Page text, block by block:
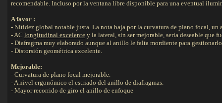
recomendable. Incluso por la ventana libre disponible para una eventual
A favor :
- Nitidez global notable justa. La nota baja por la curvatura de plano focal, un
- AC longitudinal excelente y la lateral, sin ser mejorable, seria deseable que
- Diafragma muy elaborado aunque al anillo le falta mordiente para
- Distorsión geométrica excelente.
Mejorable:
- Curvatura de plano focal mejorable.
- A nivel ergonómico el estriado del anillo de diafragmas.
- Mayor recorrido de giro el anillo de enfoque